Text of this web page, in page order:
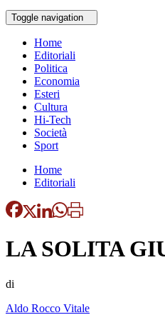
Toggle navigation
Home
Editoriali
Politica
Economia
Esteri
Cultura
Hi-Tech
Società
Sport
Home
Editoriali
LA SOLITA
di
Aldo Rocco Vitale